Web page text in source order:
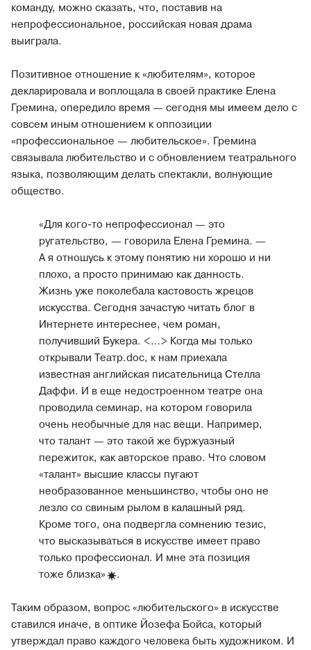
команду, можно сказать, что, поставив на
непрофессиональное, российская новая драма
выиграла.
Позитивное отношение к «любителям», которое
декларировала и воплощала в своей практике Елена
Гремина, опередило время — сегодня мы имеем дело с
совсем иным отношением к оппозиции
«профессиональное — любительское». Гремина
связывала любительство и с обновлением театрального
языка, позволяющим делать спектакли, волнующие
общество.
«Для кого-то непрофессионал — это
ругательство, — говорила Елена Гремина. —
А я отношусь к этому понятию ни хорошо и ни
плохо, а просто принимаю как данность.
Жизнь уже поколебала кастовость жрецов
искусства. Сегодня зачастую читать блог в
Интернете интереснее, чем роман,
получивший Букера. <…> Когда мы только
открывали Театр.doc, к нам приехала
известная английская писательница Стелла
Даффи. И в еще недостроенном театре она
проводила семинар, на котором говорила
очень необычные для нас вещи. Например,
что талант — это такой же буржуазный
пережиток, как авторское право. Что словом
«талант» высшие классы пугают
необразованное меньшинство, чтобы оно не
лезло со свиным рылом в калашный ряд.
Кроме того, она подвергла сомнению тезис,
что высказываться в искусстве имеет право
только профессионал. И мне эта позиция
тоже близка» .
Таким образом, вопрос «любительского» в искусстве
ставился иначе, в оптике Йозефа Бойса, который
утверждал право каждого человека быть художником. И